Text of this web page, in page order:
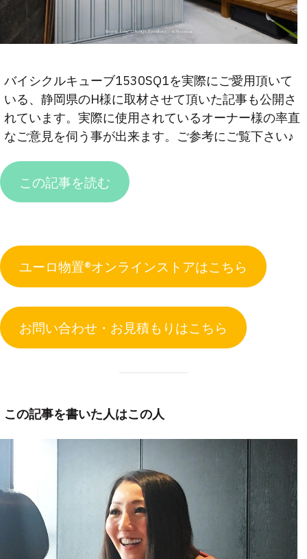
バイシクルキューブ1530SQ1を実際にご愛用頂いて
いる、静岡県のH様に取材させて頂いた記事も公開さ
れています。実際に使用されているオーナー様の率直
なご意見を伺う事が出来ます。ご参考にご覧下さい♪
この記事を読む
ユーロ物置®︎オンラインストアはこちら
お問い合わせ・お見積もりはこちら
この記事を書いた人はこの人